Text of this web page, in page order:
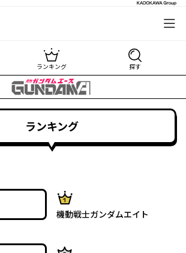
ミコミ
ミ
ランキング 探す
ランキング
機動戦士ガンダムエイト